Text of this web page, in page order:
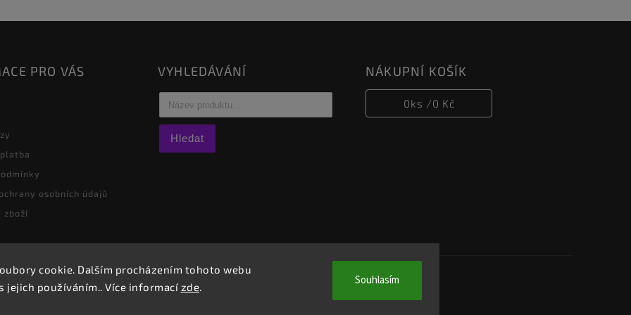
cookie. Dalším procházením tohoto webu
jejich používáním.. Více informací zde. Souhlasím
PRO VÁS
osobních údajů
zboží
VYHLEDÁVÁNÍ
Hledat
NÁKUPNÍ KOŠÍK
0ks /0 Kč
Copyright 2026Westido. Všechna práva vyhrazena.